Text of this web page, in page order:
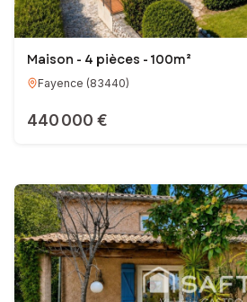
Maison - 4 pièces - 100m²
Fayence (83440)
440 000 €